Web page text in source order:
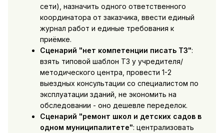
сети), назначить одного ответственного
координатора от заказчика, ввести единый
журнал работ и единые требования к
приёмке.
Сценарий "нет компетенции писать ТЗ":
взять типовой шаблон ТЗ у учредителя/
методического центра, провести 1-2
выездных консультации со специалистом по
эксплуатации зданий, не экономить на
обследовании - оно дешевле переделок.
Сценарий "ремонт школ и детских садов в
одном муниципалитете": централизовать